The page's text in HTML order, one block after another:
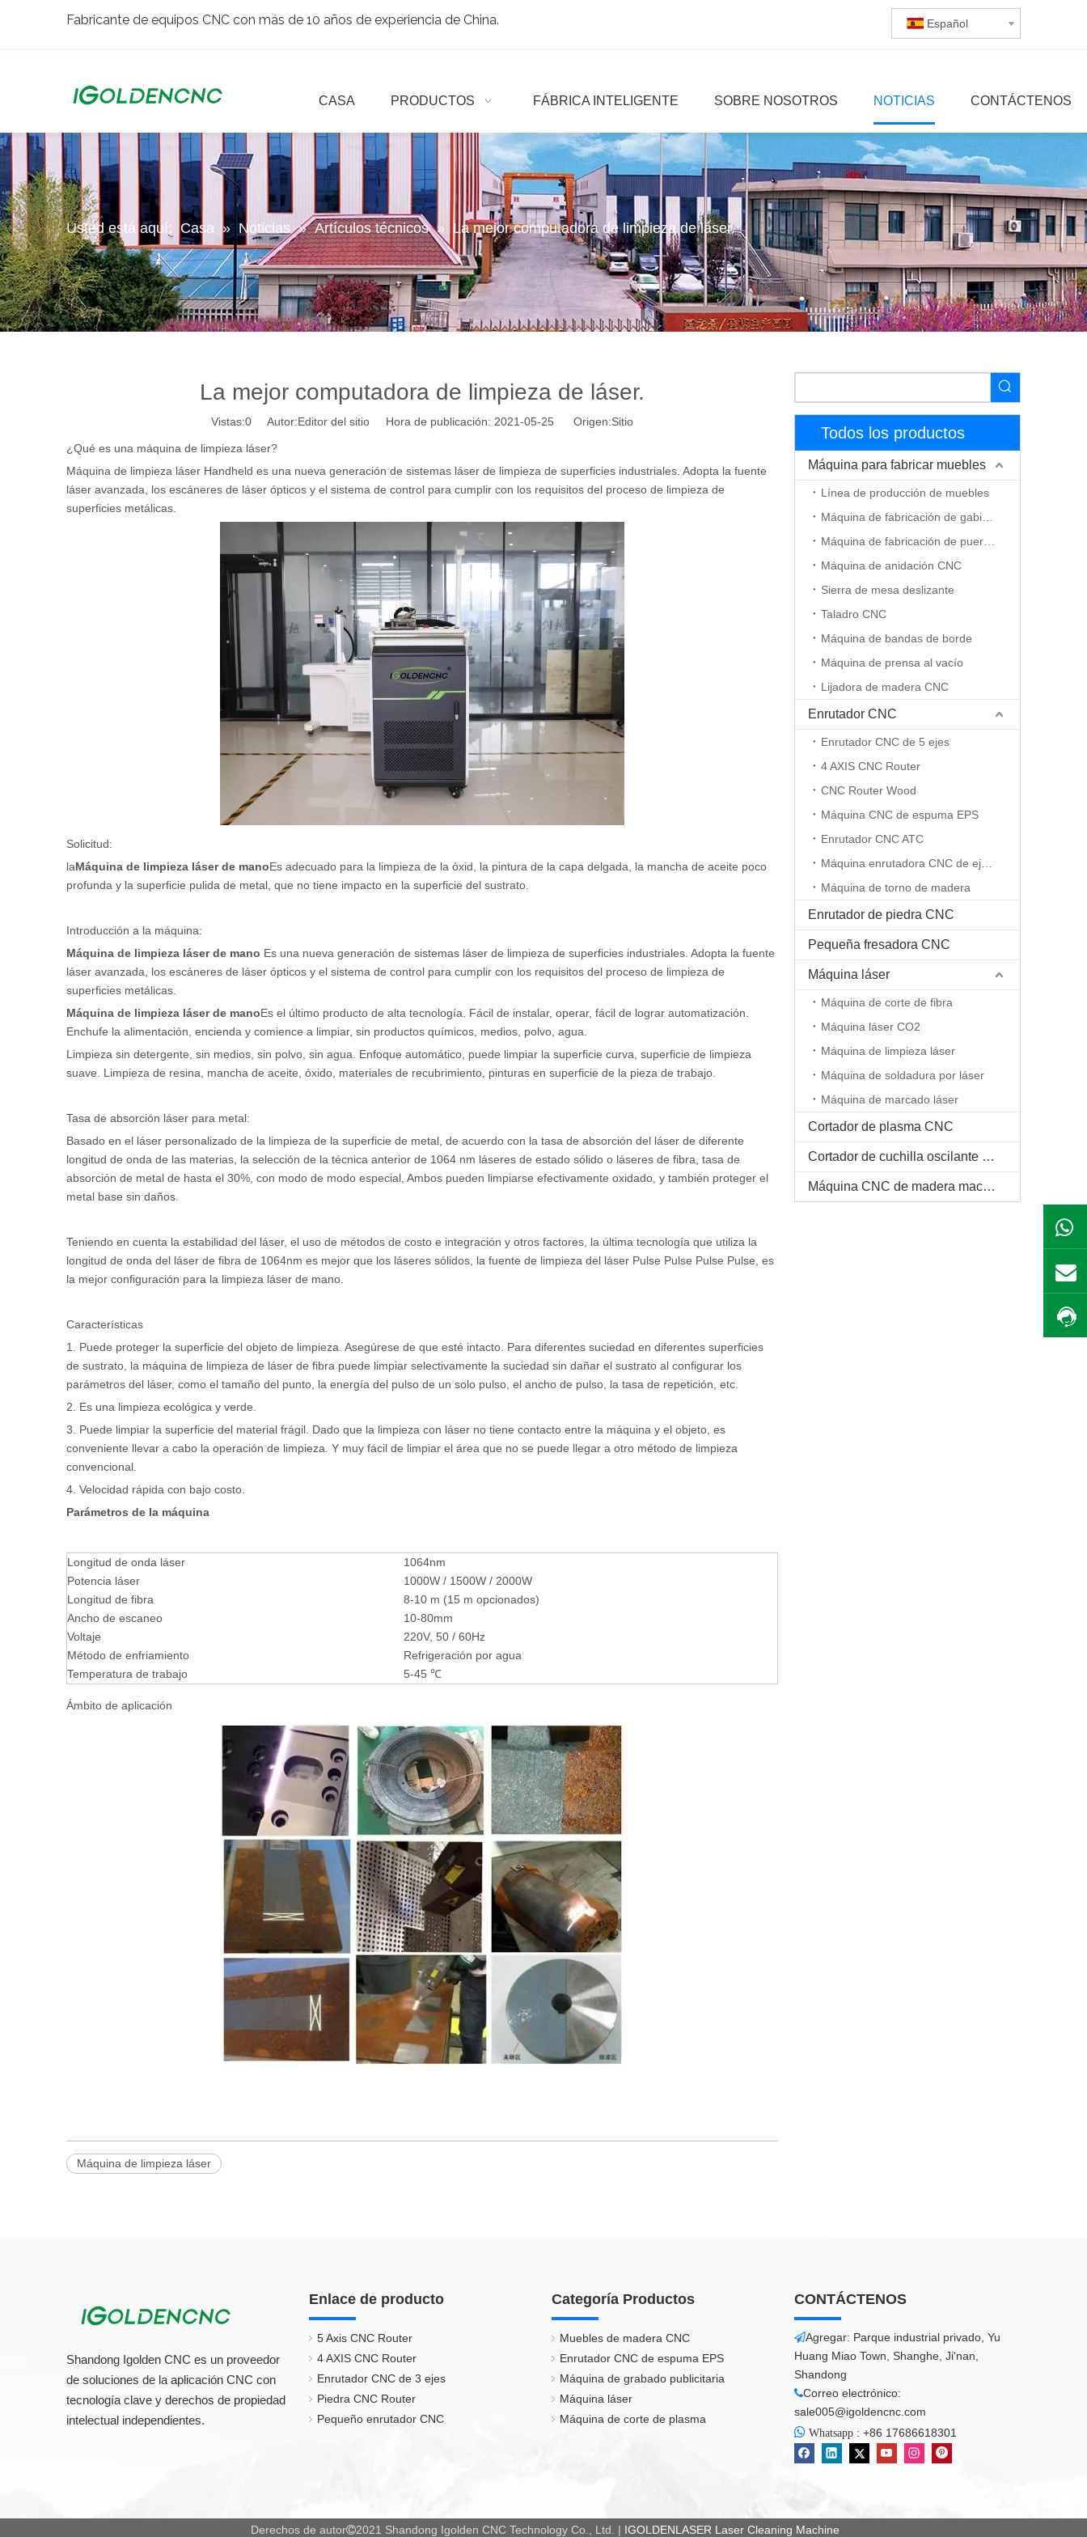
Fabricante de equipos CNC con más de 10 años de experiencia de China. Español
CASA PRODUCTOS FÁBRICA INTELIGENTE SOBRE NOSOTROS NOTICIAS CONTÁCTENOS
Usted está aquí: Casa » Noticias » Artículos técnicos » La mejor computadora de limpieza de láser.
La mejor computadora de limpieza de láser.
Vistas:0 Autor:Editor del sitio Hora de publicación: 2021-05-25 Origen:Sitio
¿Qué es una máquina de limpieza láser?
Máquina de limpieza láser Handheld es una nueva generación de sistemas láser de limpieza de superficies industriales. Adopta la fuente
láser avanzada, los escáneres de láser ópticos y el sistema de control para cumplir con los requisitos del proceso de limpieza de
superficies metálicas.
Solicitud:
laMáquina de limpieza láser de manoEs adecuado para la limpieza de la óxid, la pintura de la capa delgada, la mancha de aceite poco
profunda y la superficie pulida de metal, que no tiene impacto en la superficie del sustrato.
Introducción a la máquina:
Máquina de limpieza láser de mano Es una nueva generación de sistemas láser de limpieza de superficies industriales. Adopta la fuente
láser avanzada, los escáneres de láser ópticos y el sistema de control para cumplir con los requisitos del proceso de limpieza de
superficies metálicas.
Máquina de limpieza láser de manoEs el último producto de alta tecnología. Fácil de instalar, operar, fácil de lograr automatización.
Enchufe la alimentación, encienda y comience a limpiar, sin productos químicos, medios, polvo, agua.
Limpieza sin detergente, sin medios, sin polvo, sin agua. Enfoque automático, puede limpiar la superficie curva, superficie de limpieza
suave. Limpieza de resina, mancha de aceite, óxido, materiales de recubrimiento, pinturas en superficie de la pieza de trabajo.
Tasa de absorción láser para metal:
Basado en el láser personalizado de la limpieza de la superficie de metal, de acuerdo con la tasa de absorción del láser de diferente
longitud de onda de las materias, la selección de la técnica anterior de 1064 nm láseres de estado sólido o láseres de fibra, tasa de
absorción de metal de hasta el 30%, con modo de modo especial, Ambos pueden limpiarse efectivamente oxidado, y también proteger el
metal base sin daños.
Teniendo en cuenta la estabilidad del láser, el uso de métodos de costo e integración y otros factores, la última tecnología que utiliza la
longitud de onda del láser de fibra de 1064nm es mejor que los láseres sólidos, la fuente de limpieza del láser Pulse Pulse Pulse Pulse, es
la mejor configuración para la limpieza láser de mano.
Características
1. Puede proteger la superficie del objeto de limpieza. Asegúrese de que esté intacto. Para diferentes suciedad en diferentes superficies
de sustrato, la máquina de limpieza de láser de fibra puede limpiar selectivamente la suciedad sin dañar el sustrato al configurar los
parámetros del láser, como el tamaño del punto, la energía del pulso de un solo pulso, el ancho de pulso, la tasa de repetición, etc.
2. Es una limpieza ecológica y verde.
3. Puede limpiar la superficie del material frágil. Dado que la limpieza con láser no tiene contacto entre la máquina y el objeto, es
conveniente llevar a cabo la operación de limpieza. Y muy fácil de limpiar el área que no se puede llegar a otro método de limpieza
convencional.
4. Velocidad rápida con bajo costo.
Parámetros de la máquina
Longitud de onda láser
1064nm
Potencia láser
1000W / 1500W / 2000W
Longitud de fibra
8-10 m (15 m opcionados)
Ancho de escaneo
10-80mm
Voltaje
220V, 50 / 60Hz
Método de enfriamiento
Refrigeración por agua
Temperatura de trabajo
5-45 ℃
Ámbito de aplicación
Máquina de limpieza láser
Todos los productos
Máquina para fabricar muebles
Línea de producción de muebles
Máquina de anidación CNC
Sierra de mesa deslizante
Taladro CNC
Máquina de bandas de borde
Máquina de prensa al vacío
Lijadora de madera CNC
Enrutador CNC
Enrutador CNC de 5 ejes
4 AXIS CNC Router
CNC Router Wood
Máquina CNC de espuma EPS
Enrutador CNC ATC
Máquina de torno de madera
Enrutador de piedra CNC
Pequeña fresadora CNC
Máquina láser
Máquina de corte de fibra
Máquina láser CO2
Máquina de limpieza láser
Máquina de soldadura por láser
Máquina de marcado láser
Cortador de plasma CNC
Cortador de cuchilla oscilante CNC
Máquina CNC de madera maciza
Shandong Igolden CNC es un proveedor
de soluciones de la aplicación CNC con
tecnología clave y derechos de propiedad
intelectual independientes.
Enlace de producto
5 Axis CNC Router
4 AXIS CNC Router
Enrutador CNC de 3 ejes
Piedra CNC Router
Pequeño enrutador CNC
Categoría Productos
Muebles de madera CNC
Enrutador CNC de espuma EPS
Máquina de grabado publicitaria
Máquina láser
Máquina de corte de plasma
CONTÁCTENOS
Agregar: Parque industrial privado, Yu
Huang Miao Town, Shanghe, Ji'nan,
Shandong
Correo electrónico:
sale005@igoldencnc.com
 Whatsapp : +86 17686618301
Derechos de autor2021 Shandong Igolden CNC Technology Co., Ltd. | IGOLDENLASER Laser Cleaning Machine